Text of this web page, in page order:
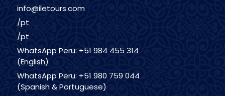
info@iletours.com
/pt
/pt
WhatsApp Peru: +51 984 455 314
(English)
WhatsApp Peru: +51 980 759 044
(Spanish & Portuguese)